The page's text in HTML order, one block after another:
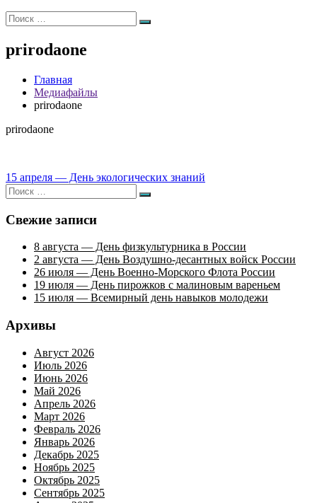
Искать:
Поиск
prirodaone
Главная
Медиафайлы
prirodaone
prirodaone
Навигация
по
записям
15 апреля — День экологических знаний
Искать:
Поиск
Свежие записи
8 августа — День физкультурника в России
2 августа — День Воздушно-десантных войск России
26 июля — День Военно-Морского Флота России
19 июля — День пирожков с малиновым вареньем
15 июля — Всемирный день навыков молодежи
Архивы
Август 2026
Июль 2026
Июнь 2026
Май 2026
Апрель 2026
Март 2026
Февраль 2026
Январь 2026
Декабрь 2025
Ноябрь 2025
Октябрь 2025
Сентябрь 2025